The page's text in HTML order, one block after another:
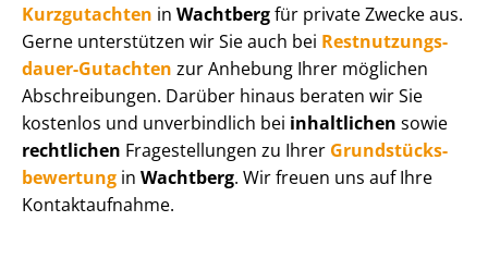
Kurzgutachten in Wachtbergfür private Zwecke aus.
Gerne unterstützen wir Sie auch bei Rest­nut­zungs­
dau­er-Gutachten zur Anhebung Ihrer möglichen
Abschreibungen. Darüber hinaus beraten wir Sie
kostenlos und unverbindlich bei inhaltlichen sowie
rechtlichen Fragestellungen zu Ihrer Grund­stücks­
be­wer­tung in Wachtberg. Wir freuen uns auf Ihre
Kontaktaufnahme.